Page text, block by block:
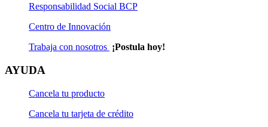
Responsabilidad Social BCP
Centro de Innovación
Trabaja con nosotros ¡Postula hoy!
AYUDA
Cancela tu producto
Cancela tu tarjeta de crédito